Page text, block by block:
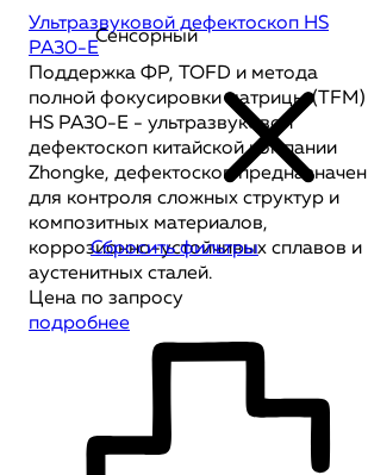
Ультразвуковой дефектоскоп HS
PA30-E
Поддержка ФР, TOFD и метода
полной фокусировки матрицы (TFM)
HS PA30-E - ультразвуковой
дефектоскоп китайской компании
Zhongke, дефектоскоп предназначен
для контроля сложных структур и
композитных материалов,
коррозионно-устойчивых сплавов и
аустенитных сталей.
Цена по запросу
подробнее
Сенсорный
Сбросить фильтры